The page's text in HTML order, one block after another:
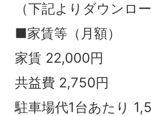
（下記よりダウンロ
■家賃等（月額）
家賃 22,000円
共益費 2,750円
駐車場代1台あたり